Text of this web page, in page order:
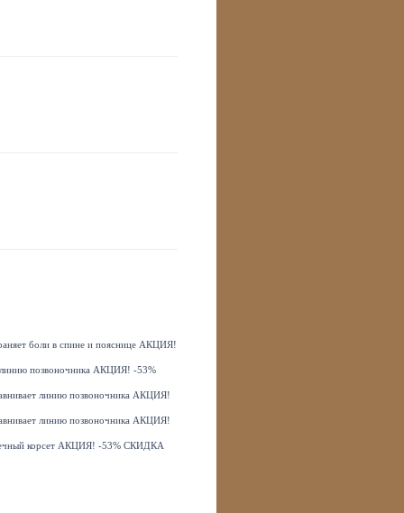
боли в спине и пояснице АКЦИЯ!
линию позвоночника АКЦИЯ! -53%
линию позвоночника АКЦИЯ!
линию позвоночника АКЦИЯ!
корсет АКЦИЯ! -53% СКИДКА